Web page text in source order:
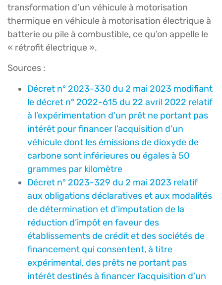
transformation d’un véhicule à motorisation
thermique en véhicule à motorisation électrique à
batterie ou pile à combustible, ce qu’on appelle le
« rétrofit électrique ».
Sources :
Décret n° 2023-330 du 2 mai 2023 modifiant
le décret n° 2022-615 du 22 avril 2022 relatif
à l’expérimentation d’un prêt ne portant pas
intérêt pour financer l’acquisition d’un
véhicule dont les émissions de dioxyde de
carbone sont inférieures ou égales à 50
grammes par kilomètre
Décret n° 2023-329 du 2 mai 2023 relatif
aux obligations déclaratives et aux modalités
de détermination et d’imputation de la
réduction d’impôt en faveur des
établissements de crédit et des sociétés de
financement qui consentent, à titre
expérimental, des prêts ne portant pas
intérêt destinés à financer l’acquisition d’un